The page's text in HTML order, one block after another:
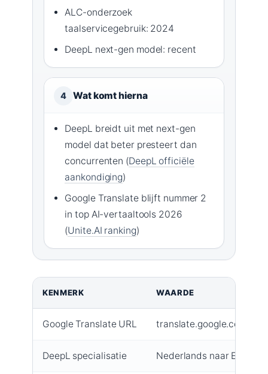
ALC-onderzoek
taalservicegebruik: 2024
DeepL next-gen model: recent
4 Wat komt hierna
DeepL breidt uit met next-gen
model dat beter presteert dan
concurrenten (DeepL officiële
aankondiging)
Google Translate blijft nummer 2
in top AI-vertaaltools 2026
(Unite.AI ranking)
KENMERK WAARDE
Google Translate URL translate.google.com
DeepL specialisatie Nederlands naar Engels